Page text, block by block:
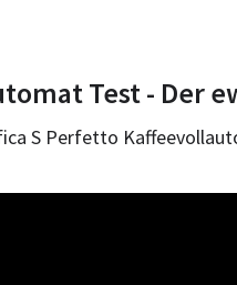
Test - Der
S Perfetto